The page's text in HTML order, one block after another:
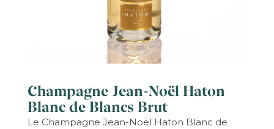
Champagne Jean-Noël Haton
Blanc de Blancs Brut
Le Champagne Jean-Noël Haton Blanc de